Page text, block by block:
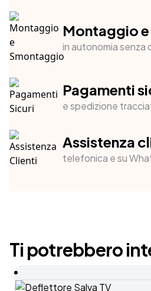
Montaggio
in autonomia senza
Pagamenti
e spedizione
Assistenza
telefonica e su
Ti potrebbero